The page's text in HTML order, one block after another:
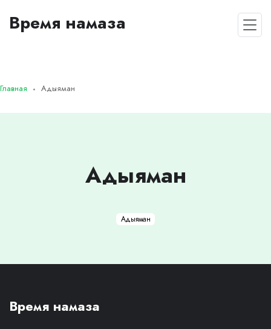
Время намаза
Главная Адыяман
Адыяман
Адыяман
Время намаза